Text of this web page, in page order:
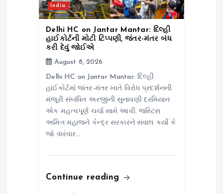
India
Delhi HC on Jantar Mantar: દિલ્હી
હાઈકોર્ટની મોટી ટિપ્પણી, જંતર-મંતર બંધ
કરી દેવું જોઈએ
August 8, 2026
Delhi HC on Jantar Mantar: દિલ્હી
હાઈકોર્ટમાં જંતર-મંતર ખાતે વિરોધ પ્રદર્શનની
મંજૂરી સંબંધિત અરજીની સુનાવણી દરમિયાન
એક મહત્વપૂર્ણ ચર્ચા સામે આવી. જસ્ટિસ
અમિત મહાજને કેન્દ્ર સરકારને સવાલ કર્યો કે
જો વારંવાર…
Continue reading